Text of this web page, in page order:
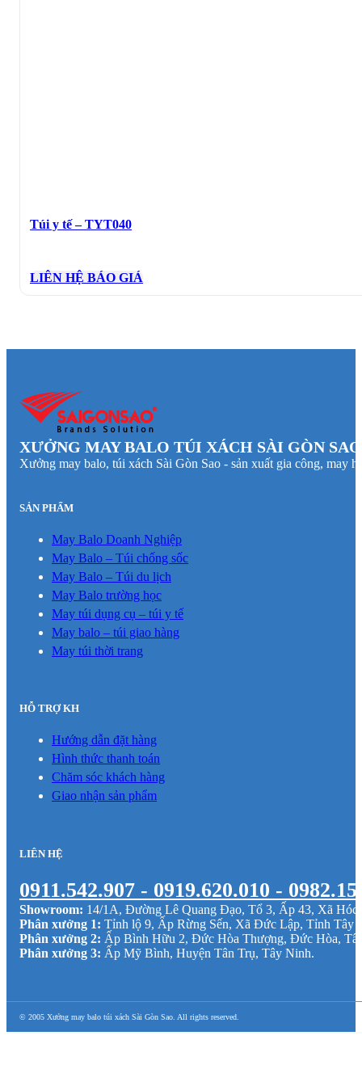
Túi y tế – TYT040
LIÊN HỆ BÁO GIÁ
XƯỞNG MAY BALO TÚI XÁCH SÀI GÒN
Xưởng may balo, túi xách Sài Gòn Sao - sản xuất gia công, may
SẢN PHẨM
May Balo Doanh Nghiệp
May Balo – Túi chống sốc
May Balo – Túi du lịch
May Balo trường học
May túi dụng cụ – túi y tế
May balo – túi giao hàng
May túi thời trang
HỖ TRỢ KH
Hướng dẫn đặt hàng
Hình thức thanh toán
Chăm sóc khách hàng
Giao nhận sản phẩm
LIÊN HỆ
0911.542.907 - 0919.620.010 -
Showroom: 14/1A, Đường Lê Quang Đạo, Tổ 3, Ấp 43, Xã Hóc
Phân xưởng 1: Tỉnh lộ 9, Ấp Rừng Sến, Xã Đức Lập, Tỉnh Tây
Phân xưởng 2: Ấp Bình Hữu 2, Đức Hòa Thượng, Đức Hòa,
Phân xưởng 3: Ấp Mỹ Bình, Huyện Tân Trụ, Tây Ninh.
© 2005 Xưởng may balo túi xách Sài Gòn Sao. All rights reserved.